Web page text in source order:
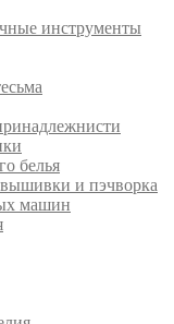
инструменты
белья
и пэчворка
машин